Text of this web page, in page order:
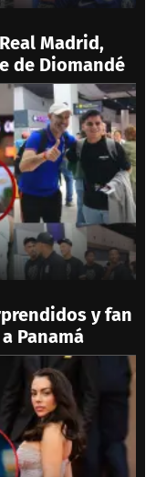
Madrid,
de Diomandé
y fan
Panamá